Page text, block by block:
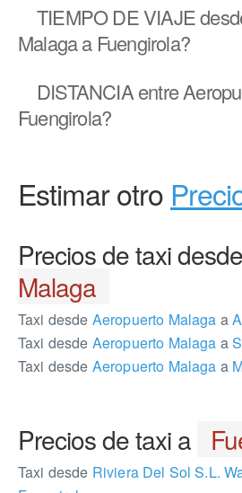
TIEMPO DE VIAJE
Malaga a Fuengirola?
DISTANCIAentre
Fuengirola?
Estimar otro
Precios de taxi desde
Malaga
Taxi desde Aeropuerto Malaga a
Taxi desde Aeropuerto Malaga a
Taxi desde Aeropuerto Malaga a
Precios de taxi a
Taxi desde Riviera Del Sol S.L.